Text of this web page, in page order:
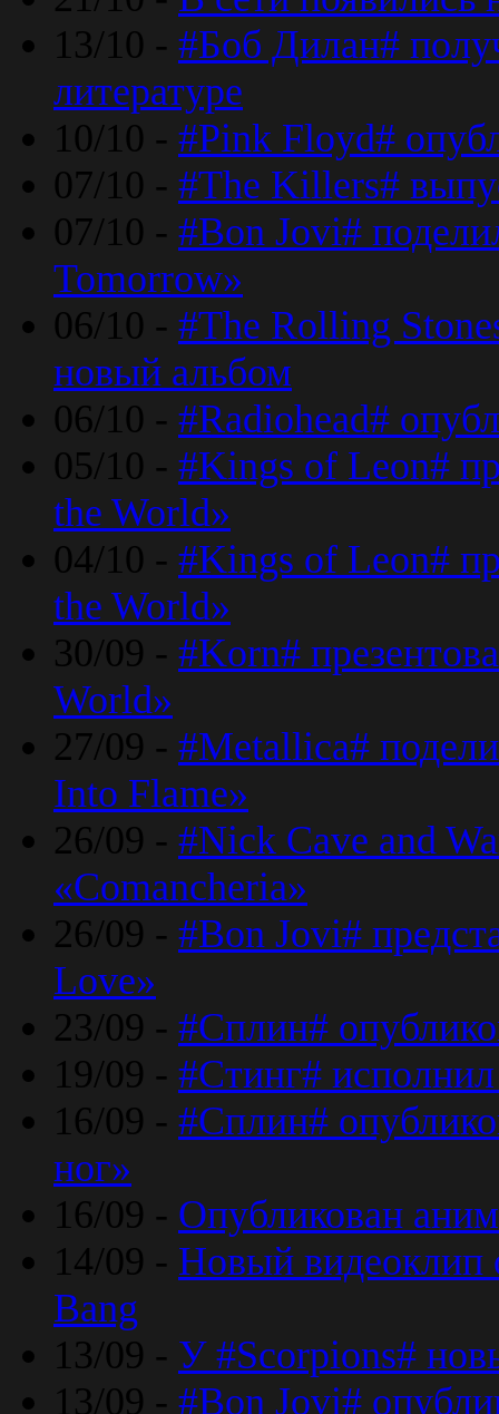
13/10 - #Боб Дилан#
литературе
10/10 - #Pink Floyd#
07/10 - #The Killers#
07/10 - #Bon Jovi#
Tomorrow»
06/10 - #The Rolling
новый альбом
06/10 - #Radiohead#
05/10 - #Kings of Leon#
the World»
04/10 - #Kings of Leon#
the World»
30/09 - #Korn#
World»
27/09 - #Metallica#
Into Flame»
26/09 - #Nick Cave and
«Comancheria»
26/09 - #Bon Jovi#
Love»
23/09 - #Сплин#
19/09 - #Стинг#
16/09 - #Сплин#
ног»
16/09 - Опубликован
14/09 - Новый видеоклип
Bang
13/09 - У #Scorpions#
13/09 - #Bon Jovi#